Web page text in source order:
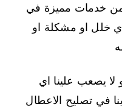
من خدمات مميزة في
خلل او مشكلة او
لا يصعب علينا اي
في تصليح الاعطال